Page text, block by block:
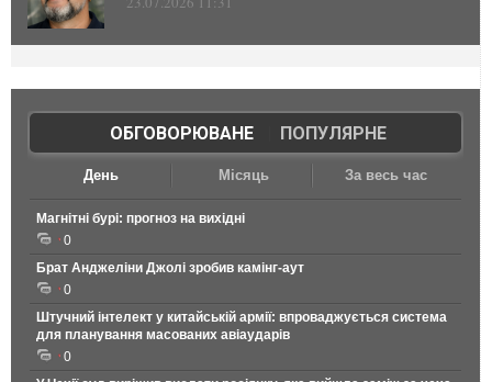
ОБГОВОРЮВАНЕ| ПОПУЛЯРНЕ
День Місяць За весь час
Магнітні бурі: прогноз на вихідні
0
Брат Анджеліни Джолі зробив камінг-аут
0
Штучний інтелект у китайській армії: впроваджується система
для планування масованих авіаударів
0